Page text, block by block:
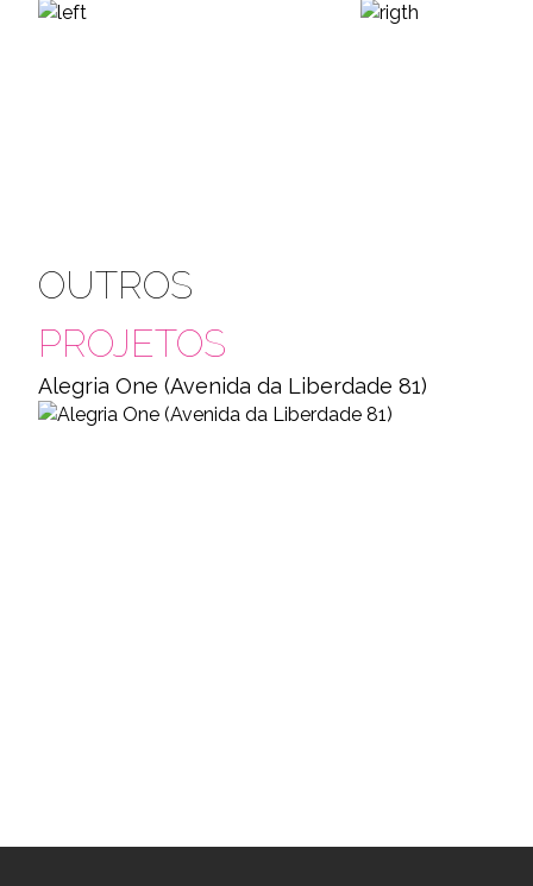
OUTROS
PROJETOS
Alegria One (Avenida da Liberdade 81)